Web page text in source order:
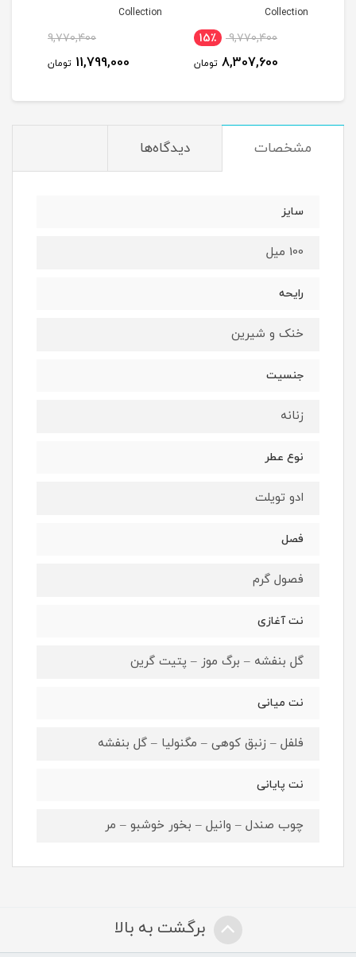
Collection
9,770,400 15٪
8,307,600 تومان
Collection
9,770,400
11,799,000 تومان
مشخصات دیدگاه‌ها
سایز
100 میل
رایحه
خنک و شیرین
جنسیت
زنانه
نوع عطر
ادو تویلت
فصل
فصول گرم
نت آغازی
گل بنفشه – برگ موز – پتیت گرین
نت میانی
فلفل – زنبق کوهی – مگنولیا – گل بنفشه
نت پایانی
چوب صندل – وانیل – بخور خوشبو – مر
برگشت به بالا